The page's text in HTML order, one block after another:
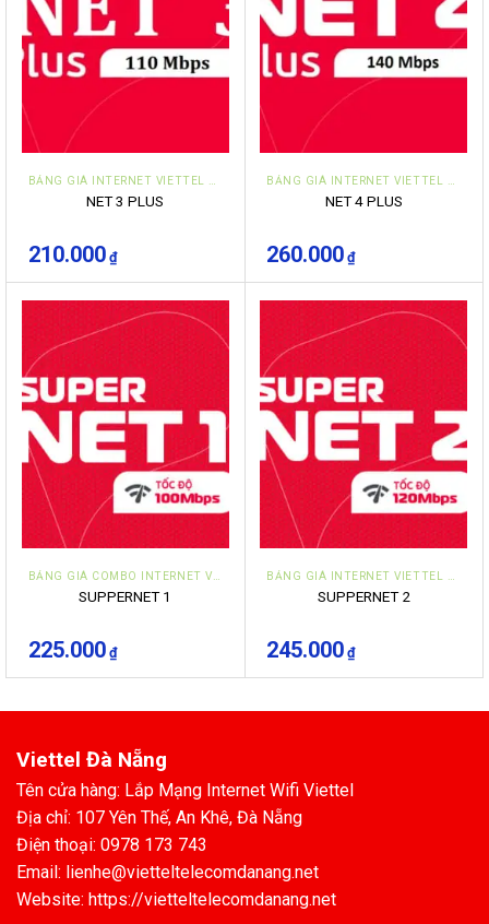
BẢNG GIÁ INTERNET VIETTEL ĐÀ NẴNG CÁ NHÂN HỘ GIA ĐÌNH
NET 3 PLUS
210.000 ₫
BẢNG GIÁ INTERNET VIETTEL ĐÀ NẴNG CÁ NHÂN HỘ GIA ĐÌNH
NET 4 PLUS
260.000 ₫
BẢNG GIÁ COMBO INTERNET VÀ TRUYỀN HÌNH VIETTEL ĐÀ NẴNG
SUPPERNET 1
225.000 ₫
BẢNG GIÁ INTERNET VIETTEL ĐÀ NẴNG CÁ NHÂN HỘ GIA ĐÌNH
SUPPERNET 2
245.000 ₫
Viettel Đà Nẵng
Tên cửa hàng: Lắp Mạng Internet Wifi Viettel
Địa chỉ: 107 Yên Thế, An Khê, Đà Nẵng
Điện thoại: 0978 173 743
Email: lienhe@vietteltelecomdanang.net
Website: https://vietteltelecomdanang.net